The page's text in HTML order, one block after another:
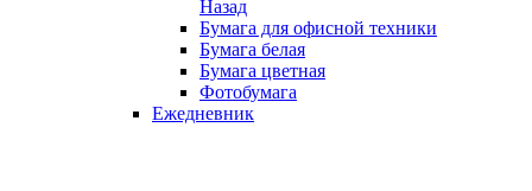
Назад
Бумага для офисной техники
Бумага белая
Бумага цветная
Фотобумага
Ежедневник